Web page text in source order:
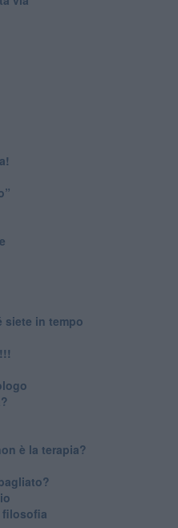
siete in tempo
è la terapia?
filosofia